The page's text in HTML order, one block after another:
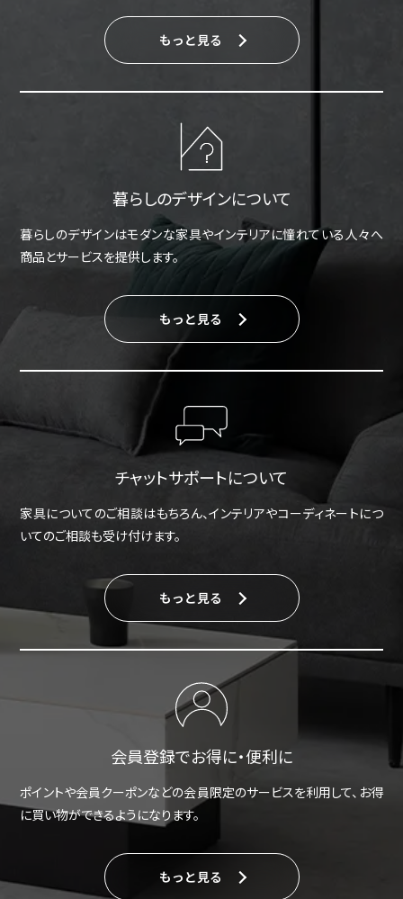
もっと見る
暮らしのデザインについて
暮らしのデザインはモダンな家具やインテリアに憧れている人々へ
商品とサービスを提供します。
もっと見る
チャットサポートについて
家具についてのご相談はもちろん、インテリアやコーディネートにつ
いてのご相談も受け付けます。
もっと見る
会員登録でお得に・便利に
ポイントや会員クーポンなどの会員限定のサービスを利用して、お得
に買い物ができるようになります。
もっと見る